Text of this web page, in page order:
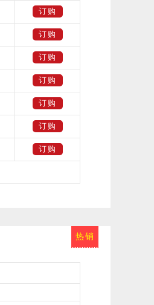
订购
订购
订购
订购
订购
订购
订购
热销